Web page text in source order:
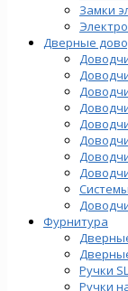
Замки
Дверные
Фурнитура
Ручки
Ручки